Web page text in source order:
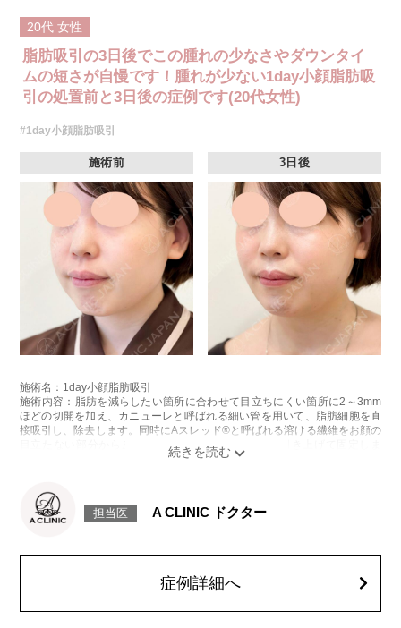
20代 女性
脂肪吸引の3日後でこの腫れの少なさやダウンタイ
ムの短さが自慢です！腫れが少ない1day小顔脂肪吸
引の処置前と3日後の症例です(20代女性)
#1day小顔脂肪吸引
施術前 3日後
施術名：1day小顔脂肪吸引
施術内容：脂肪を減らしたい箇所に合わせて目立ちにくい箇所に2～3mm
ほどの切開を加え、カニューレと呼ばれる細い管を用いて、脂肪細胞を直
接吸引し、除去します。同時にAスレッド®と呼ばれる溶ける繊維をお顔の
目立たない部分から皮下へ挿入し、皮膚を内側から引き上げて固定しま
感などが術後一時的に生じることがございます。また、稀に貧血、細菌感
染症、左右差、施術箇所の知覚鈍麻、ぼこつき、硬結、瘢痕化、色素沈
顔の脂肪吸引箇所の追加 1ヶ所ごと+162,800円(税込)
オプション：笑気麻酔 3,300円(税込)
担当医 A CLINIC ドクター
症例詳細へ